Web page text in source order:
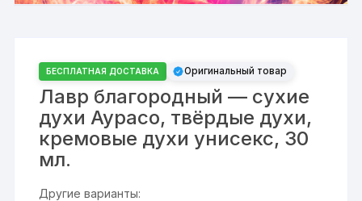
БЕСПЛАТНАЯ ДОСТАВКА Оригинальный товар
Лавр благородный — сухие
духи Аурасо, твёрдые духи,
кремовые духи унисекс, 30
мл.
Другие варианты: